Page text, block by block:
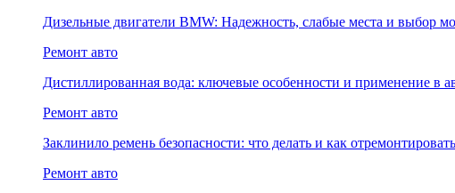
Дизельные двигатели BMW: Надежность, слабые места и выбор
Ремонт авто
Дистиллированная вода: ключевые особенности и применение в
Ремонт авто
Заклинило ремень безопасности: что делать и как отремонтировать
Ремонт авто